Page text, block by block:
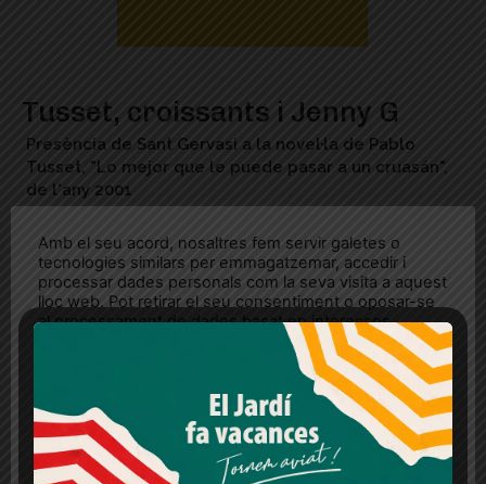
Tusset, croissants i Jenny G
Presència de Sant Gervasi a la novel·la de Pablo
Tusset, "Lo mejor que le puede pasar a un cruasán",
de l'any 2001
Amb el seu acord, nosaltres fem servir galetes o
tecnologies similars per emmagatzemar, accedir i
processar dades personals com la seva visita a aquest
lloc web. Pot retirar el seu consentiment o oposar-se
al processament de dades basat en interessos
legítims en qualsevol moment fent clic a "Ajustos de
cookies" o a la nostra Política de privacitat en aquest
lloc web. Si cliques "acceptar" dones el teu
Més informació Acceptar Rebutjar tot